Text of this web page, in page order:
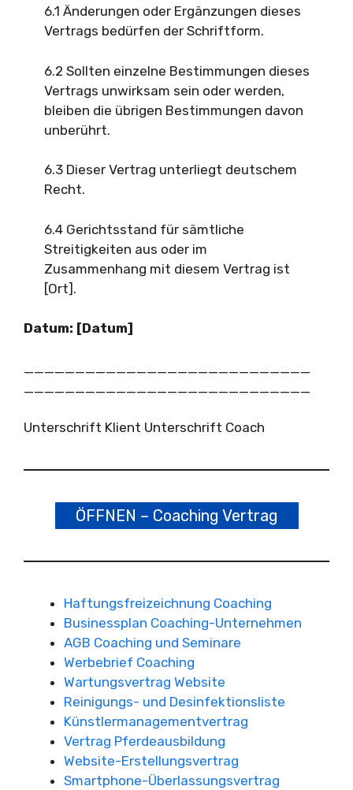
6.1 Änderungen oder Ergänzungen dieses
Vertrags bedürfen der Schriftform.
6.2 Sollten einzelne Bestimmungen dieses
Vertrags unwirksam sein oder werden,
bleiben die übrigen Bestimmungen davon
unberührt.
6.3 Dieser Vertrag unterliegt deutschem
Recht.
6.4 Gerichtsstand für sämtliche
Streitigkeiten aus oder im
Zusammenhang mit diesem Vertrag ist
[Ort].
Datum: [Datum]
Unterschrift Klient Unterschrift Coach
ÖFFNEN – Coaching Vertrag
Haftungsfreizeichnung Coaching
Businessplan Coaching-Unternehmen
AGB Coaching und Seminare
Werbebrief Coaching
Wartungsvertrag Website
Reinigungs- und Desinfektionsliste
Künstlermanagementvertrag
Vertrag Pferdeausbildung
Website-Erstellungsvertrag
Smartphone-Überlassungsvertrag